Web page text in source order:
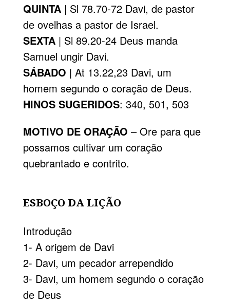
QUINTA | Sl 78.70-72 Davi, de pastor
de ovelhas a pastor de Israel.
SEXTA | Sl 89.20-24 Deus manda
Samuel ungir Davi.
SÁBADO | At 13.22,23 Davi, um
homem segundo o coração de Deus.
HINOS SUGERIDOS: 340, 501, 503
MOTIVO DE ORAÇÃO – Ore para que
possamos cultivar um coração
quebrantado e contrito.
ESBOÇO DA LIÇÃO
Introdução
1- A origem de Davi
2- Davi, um pecador arrependido
3- Davi, um homem segundo o coração
de Deus